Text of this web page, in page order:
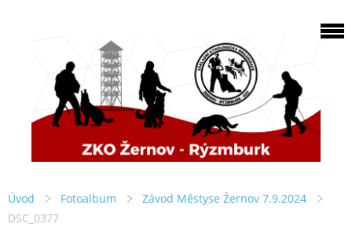
Úvod Fotoalbum
Závod Městyse Žernov 7.9.2024
DSC_0377